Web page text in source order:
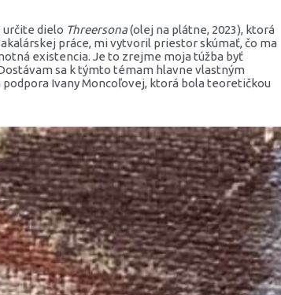
určite dielo Threersona(olej na plátne, 2023), ktorá
práce, mi vytvoril priestor skúmať, čo ma
existencia. Je to zrejme moja túžba byť
sa k týmto témam hlavne vlastným
Ivany Moncoľovej, ktorá bola teoretičkou